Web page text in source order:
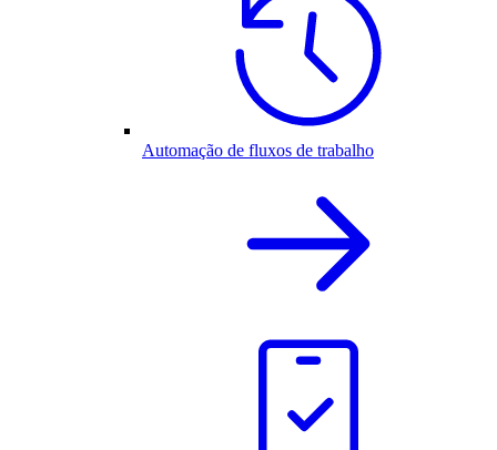
Automação de fluxos de trabalho